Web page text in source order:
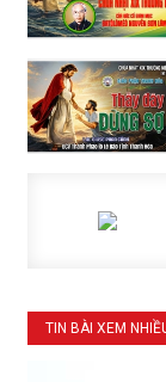
TIN BÀI XEM